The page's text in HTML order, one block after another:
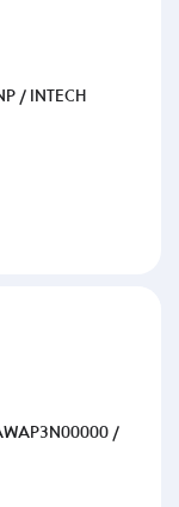
/ INTECH
/